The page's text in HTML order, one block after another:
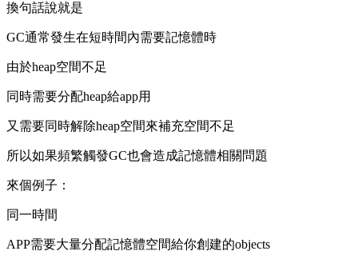
換句話說就是
GC通常發生在短時間內需要記憶體時
由於heap空間不足
同時需要分配heap給app用
又需要同時解除heap空間來補充空間不足
所以如果頻繁觸發GC也會造成記憶體相關問題
來個例子：
同一時間
APP需要大量分配記憶體空間給你創建的objects